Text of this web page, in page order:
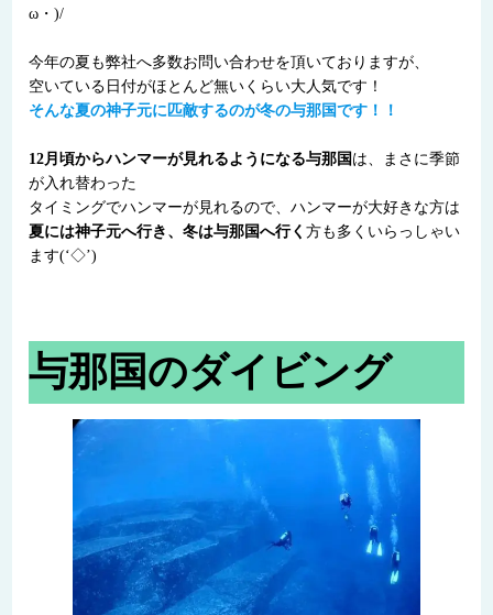
ω・)/
今年の夏も弊社へ多数お問い合わせを頂いておりますが、
空いている日付がほとんど無いくらい大人気です！
そんな夏の神子元に匹敵するのが冬の与那国です！！
12月頃からハンマーが見れるようになる与那国 は、まさに季節
が入れ替わった
タイミングでハンマーが見れるので、ハンマーが大好きな方は
夏には神子元へ行き、冬は与那国へ行く方も多くいらっしゃい
ます(‘◇’)ゞ
与那国のダイビング